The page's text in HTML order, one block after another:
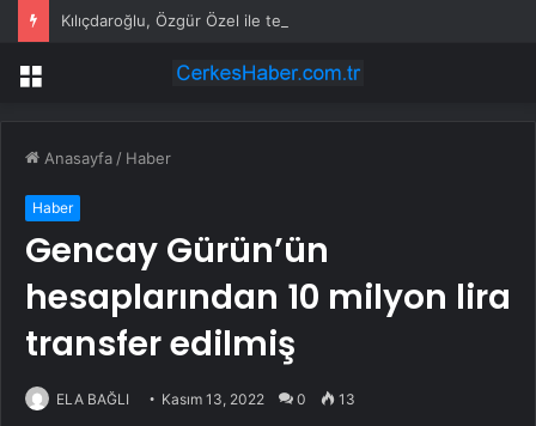
Kılıçdaroğlu, Özgür Özel ile telefonda görüştü
Menü
Anasayfa / Haber
Haber
Gencay Gürün’ün
hesaplarından 10 milyon lira
transfer edilmiş
ELA BAĞLI Kasım 13, 2022 0 13